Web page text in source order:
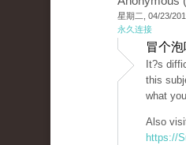
星期二, 04/23/
永久连接
冒个
It?s
this
what
Also
https://